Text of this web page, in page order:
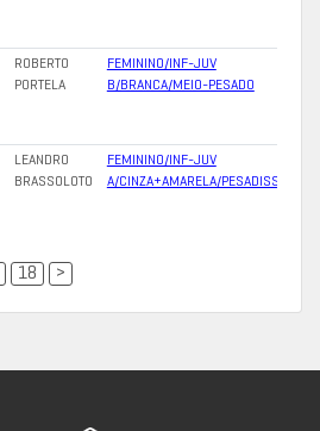
ROBERTO
PORTELA
FEMININO/INF-JUV
B/BRANCA/MEIO-PESADO
LEANDRO
BRASSOLOTO
FEMININO/INF-JUV
A/CINZA+AMARELA/PESADISSIMO
18 >